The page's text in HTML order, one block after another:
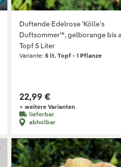
Duftende Edelrose 'Kölle's
Duftsommer'®, gelborange bis
Topf 5 Liter
Variante: 5 lt. Topf - 1 Pflanze
22,99 €
+ weitere Varianten
lieferbar
abholbar